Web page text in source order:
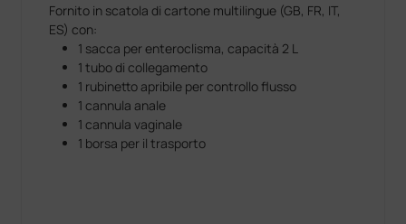
Fornito in scatola di cartone multilingue (GB, FR, IT,
ES) con:
1 sacca per enteroclisma, capacità 2 L
1 tubo di collegamento
1 rubinetto apribile per controllo flusso
1 cannula anale
1 cannula vaginale
1 borsa per il trasporto